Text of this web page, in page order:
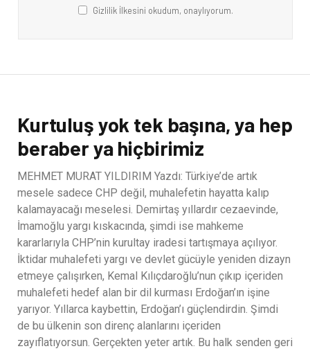
Gizlilik İlkesini okudum, onaylıyorum.
Kurtuluş yok tek başına, ya hep
beraber ya hiçbirimiz
MEHMET MURAT YILDIRIM Yazdı: Türkiye’de artık
mesele sadece CHP değil, muhalefetin hayatta kalıp
kalamayacağı meselesi. Demirtaş yıllardır cezaevinde,
İmamoğlu yargı kıskacında, şimdi ise mahkeme
kararlarıyla CHP’nin kurultay iradesi tartışmaya açılıyor.
İktidar muhalefeti yargı ve devlet gücüyle yeniden dizayn
etmeye çalışırken, Kemal Kılıçdaroğlu’nun çıkıp içeriden
muhalefeti hedef alan bir dil kurması Erdoğan’ın işine
yarıyor. Yıllarca kaybettin, Erdoğan’ı güçlendirdin. Şimdi
de bu ülkenin son direnç alanlarını içeriden
zayıflatıyorsun. Gerçekten yeter artık. Bu halk senden geri